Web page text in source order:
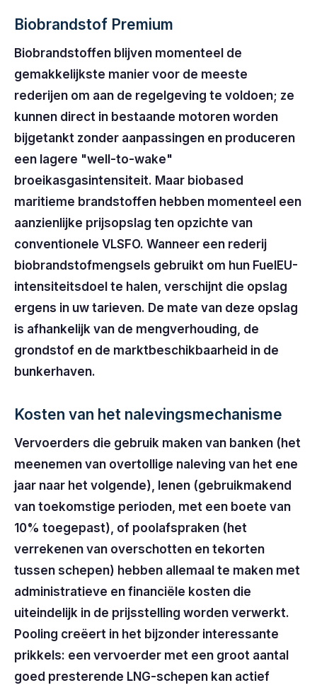
Biobrandstof Premium
Biobrandstoffen blijven momenteel de
gemakkelijkste manier voor de meeste
rederijen om aan de regelgeving te voldoen; ze
kunnen direct in bestaande motoren worden
bijgetankt zonder aanpassingen en produceren
een lagere "well-to-wake"
broeikasgasintensiteit. Maar biobased
maritieme brandstoffen hebben momenteel een
aanzienlijke prijsopslag ten opzichte van
conventionele VLSFO. Wanneer een rederij
biobrandstofmengsels gebruikt om hun FuelEU-
intensiteitsdoel te halen, verschijnt die opslag
ergens in uw tarieven. De mate van deze opslag
is afhankelijk van de mengverhouding, de
grondstof en de marktbeschikbaarheid in de
bunkerhaven.
Kosten van het nalevingsmechanisme
Vervoerders die gebruik maken van banken (het
meenemen van overtollige naleving van het ene
jaar naar het volgende), lenen (gebruikmakend
van toekomstige perioden, met een boete van
10% toegepast), of poolafspraken (het
verrekenen van overschotten en tekorten
tussen schepen) hebben allemaal te maken met
administratieve en financiële kosten die
uiteindelijk in de prijsstelling worden verwerkt.
Pooling creëert in het bijzonder interessante
prikkels: een vervoerder met een groot aantal
goed presterende LNG-schepen kan actief